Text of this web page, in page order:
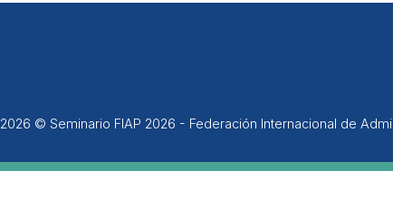
2026 © Seminario FIAP 2026 - Federación Internacional de